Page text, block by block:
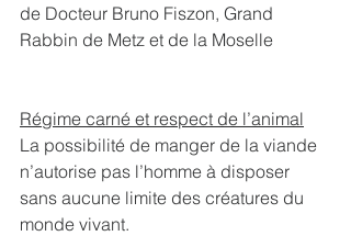
de Docteur Bruno Fiszon, Grand
Rabbin de Metz et de la Moselle
Régime carné et respect de l’animal
La possibilité de manger de la viande
n’autorise pas l’homme à disposer
sans aucune limite des créatures du
monde vivant.